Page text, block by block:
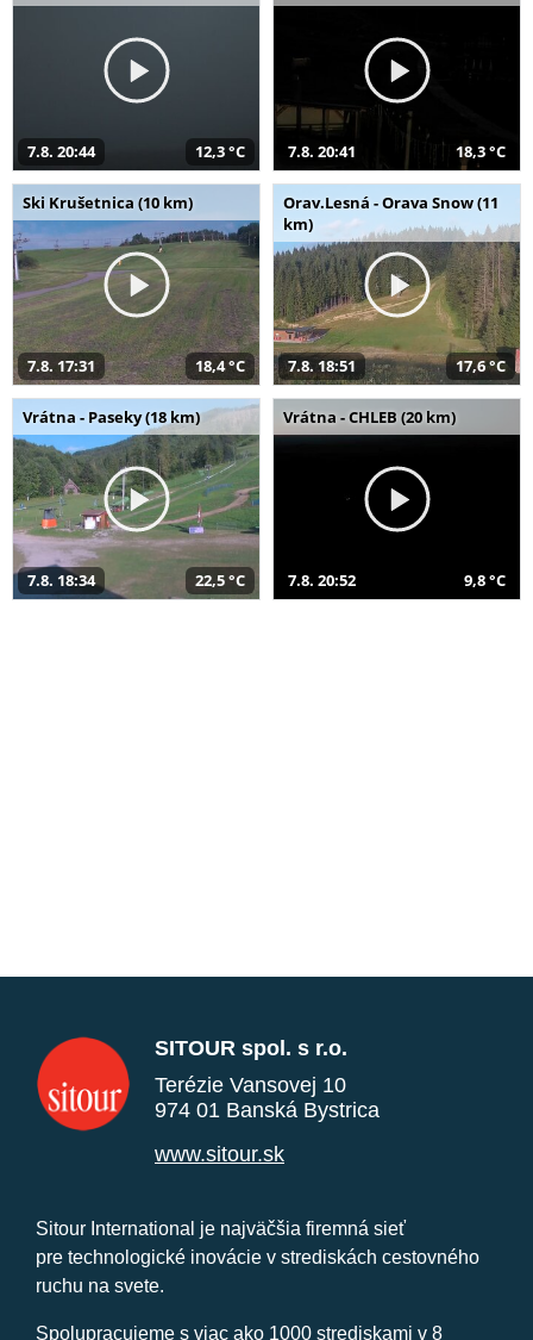
7.8. 20:44 12,3 °C 7.8. 20:41 18,3 °C
Ski Krušetnica (10 km)
7.8. 17:31 18,4 °C
Orav.Lesná - Orava Snow (11
km)
7.8. 18:51 17,6 °C
Vrátna - Paseky (18 km)
7.8. 18:34 22,5 °C
Vrátna - CHLEB (20 km)
7.8. 20:52 9,8 °C
SITOUR spol. s r.o.
Terézie Vansovej 10
974 01 Banská Bystrica
www.sitour.sk
Sitour International je najväčšia firemná sieť
pre technologické inovácie v strediskách cestovného
ruchu na svete.
Spolupracujeme s viac ako 1000 strediskami v 8